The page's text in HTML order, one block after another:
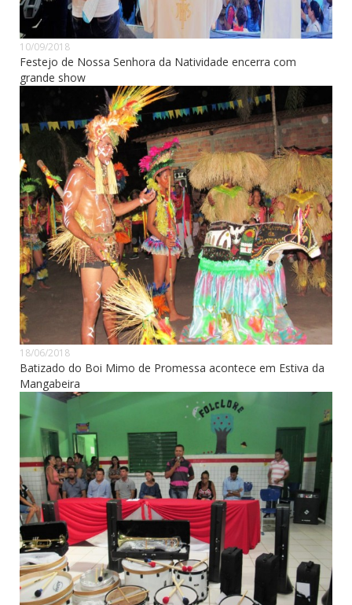
10/09/2018
Festejo de Nossa Senhora da Natividade encerra com
grande show
18/06/2018
Batizado do Boi Mimo de Promessa acontece em Estiva da
Mangabeira